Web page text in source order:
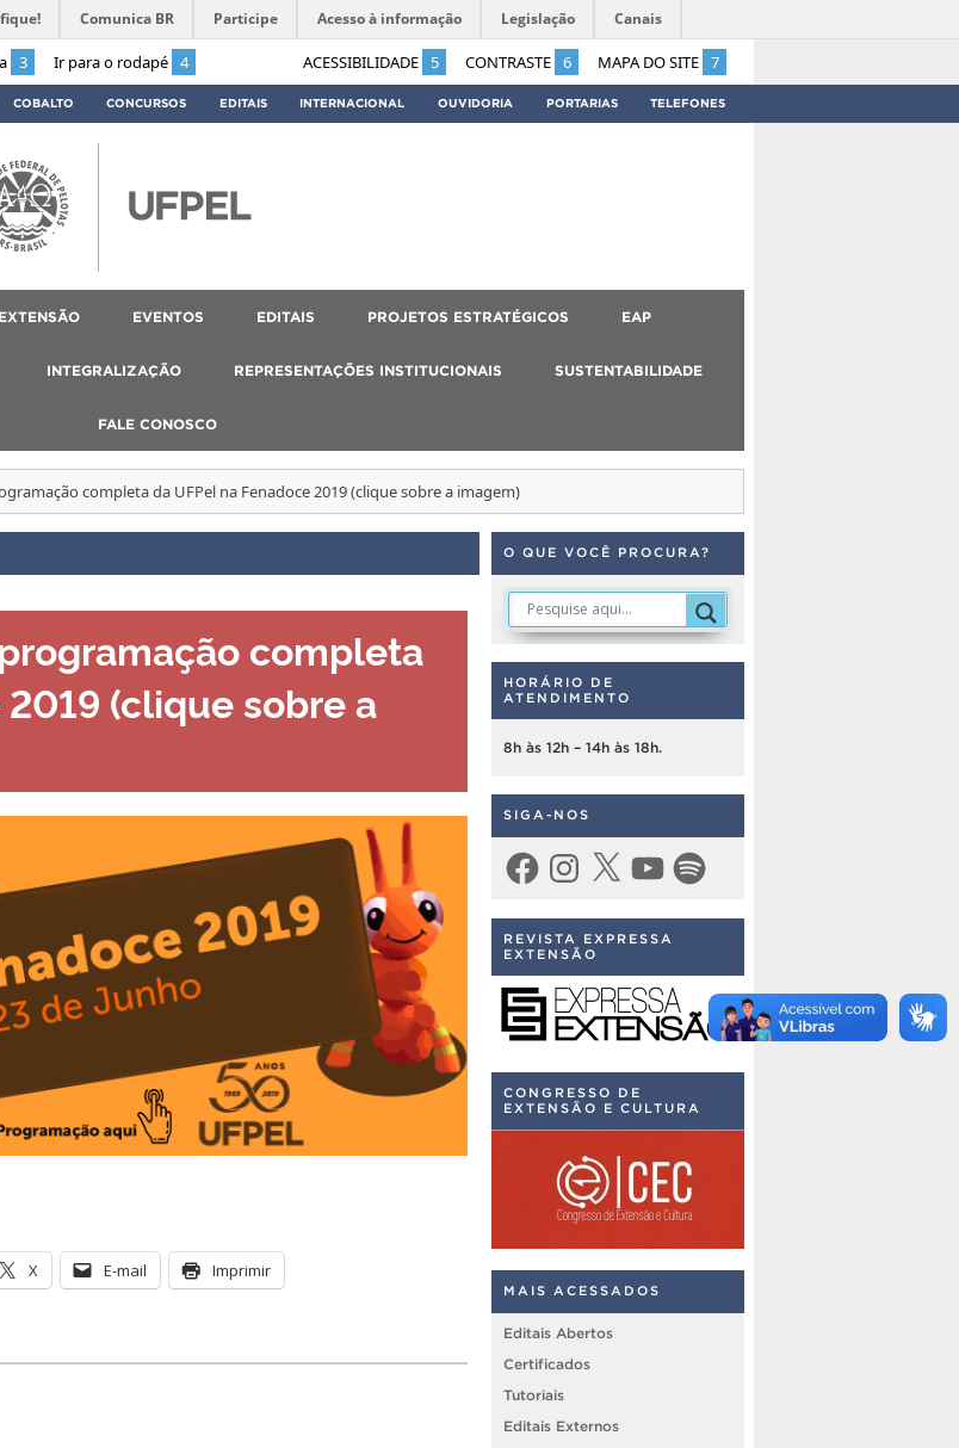
3 Ir para o rodapé 4 ACESSIBILIDADE 5 CONTRASTE 6 MAPA DO SITE 7
Comunica BR Participe Acesso à informação Legislação Canais
COBALTO CONCURSOS EDITAIS INTERNACIONAL OUVIDORIA PORTARIAS TELEFONES
EVENTOS EDITAIS PROJETOS ESTRATÉGICOS EAP
INTEGRALIZAÇÃO REPRESENTAÇÕES INSTITUCIONAIS SUSTENTABILIDADE
FALE CONOSCO
completa da UFPel na Fenadoce 2019 (clique sobre a imagem)
completa
(clique sobre a
X E-mail Imprimir
O QUE VOCÊ PROCURA?
HORÁRIO DE
ATENDIMENTO
8h às 12h – 14h às 18h.
SIGA-NOS
FacebookInstagram
X YouTubeSpotify
REVISTA EXPRESSA
EXTENSÃO
CONGRESSO DE
EXTENSÃO E CULTURA
MAIS ACESSADOS
Editais Abertos
Certificados
Tutoriais
Editais Externos